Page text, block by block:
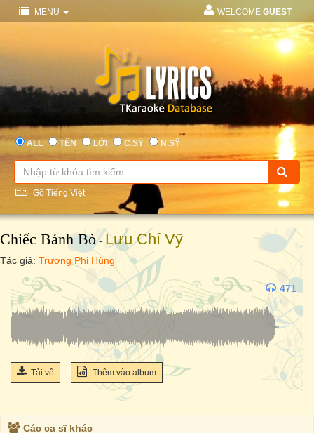
MENU WELCOME GUEST
ALL TÊN LỜI C.SỸ N.SỸ
Gõ Tiếng Việt
Chiếc Bánh Bò- Lưu Chí Vỹ
Tác giả: Trương Phi Hùng
471
Tải về Thêm vào album
Các ca sĩ khác